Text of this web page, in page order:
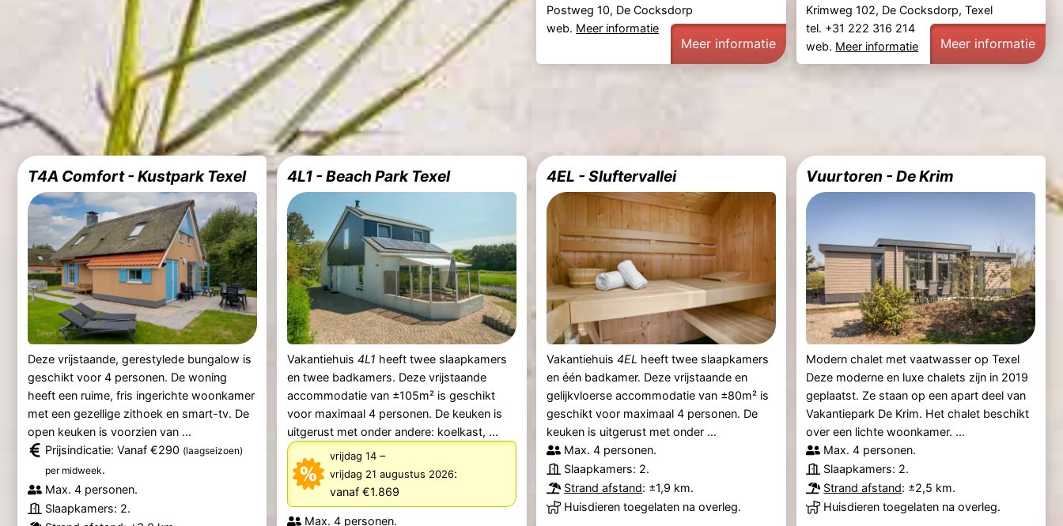
Postweg 10, De Cocksdorp
web. Meer informatie
Meer informatie
Krimweg 102, De Cocksdorp, Texel
tel. +31 222 316 214
web. Meer informatie Meer informatie
T4A Comfort - Kustpark Texel
Deze vrijstaande, gerestylede bungalow is
geschikt voor 4 personen. De woning
heeft een ruime, fris ingerichte woonkamer
met een gezellige zithoek en smart-tv. De
open keuken is voorzien van ...
Prijsindicatie: Vanaf €290 (laagseizoen)
per midweek.
Max. 4 personen.
Slaapkamers: 2.
4L1 - Beach Park Texel
Vakantiehuis 4L1 heeft twee slaapkamers
en twee badkamers. Deze vrijstaande
accommodatie van ±105m² is geschikt
voor maximaal 4 personen. De keuken is
uitgerust met onder andere: koelkast, ...
vrijdag 14–
vrijdag 21 augustus 2026:
vanaf €1.869
Max. 4 personen.
4EL - Sluftervallei
Vakantiehuis4EL heeft twee slaapkamers
en één badkamer. Deze vrijstaande en
gelijkvloerse accommodatie van ±80m² is
geschikt voor maximaal 4 personen. De
keuken is uitgerust met onder ...
Max. 4 personen.
Slaapkamers: 2.
Strand afstand: ±1,9 km.
Huisdieren toegelaten na overleg.
Vuurtoren - De Krim
Modern chalet met vaatwasser op Texel
Deze moderne en luxe chalets zijn in 2019
geplaatst. Ze staan op een apart deel van
Vakantiepark De Krim. Het chalet beschikt
over een lichte woonkamer. ...
Max. 4 personen.
Slaapkamers: 2.
Strand afstand: ±2,5 km.
Huisdieren toegelaten na overleg.